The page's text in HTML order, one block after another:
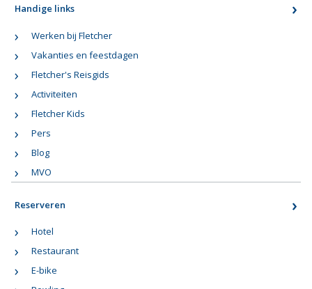
Handige links
Werken bij Fletcher
Vakanties en feestdagen
Fletcher's Reisgids
Activiteiten
Fletcher Kids
Pers
Blog
MVO
Reserveren
Hotel
Restaurant
E-bike